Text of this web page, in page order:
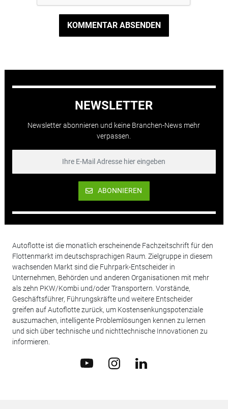
KOMMENTAR ABSENDEN
NEWSLETTER
Newsletter abonnieren und keine Branchen-News mehr
verpassen.
ABONNIEREN
Autoflotte ist die monatlich erscheinende Fachzeitschrift für den
Flottenmarkt im deutschsprachigen Raum. Zielgruppe in diesem
wachsenden Markt sind die Fuhrpark-Entscheider in
Unternehmen, Behörden und anderen Organisationen mit mehr
als zehn PKW/Kombi und/oder Transportern. Vorstände,
Geschäftsführer, Führungskräfte und weitere Entscheider
greifen auf Autoflotte zurück, um Kostensenkungspotenziale
auszumachen, intelligente Problemlösungen kennen zu lernen
und sich über technische und nichttechnische Innovationen zu
informieren.